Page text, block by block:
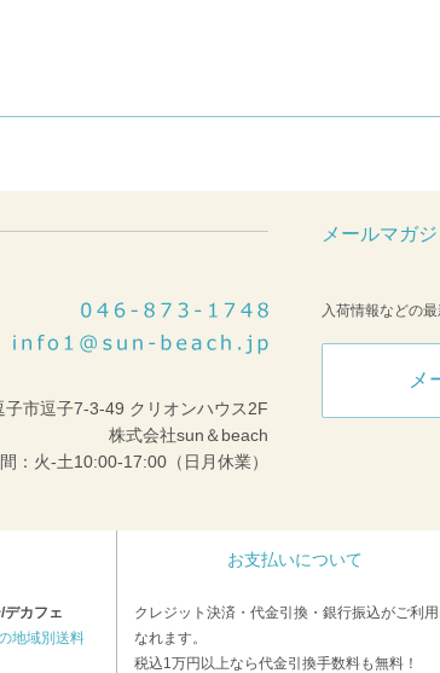
市逗子7-3-49 クリオンハウス2F
株式会社sun＆beach
：火-土10:00-17:00（日月休業）
メールマガ
入荷情報などの
メ
カフェ
地域別送料
お支払いについて
クレジット決済・代金引換・銀行振込がご利
なれます。
税込1万円以上なら代金引換手数料も無料！